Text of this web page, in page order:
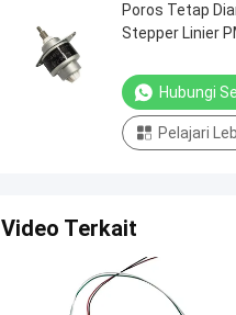
Poros Tetap
Stepper Linier
Hubungi
Pelajari
Video Terkait